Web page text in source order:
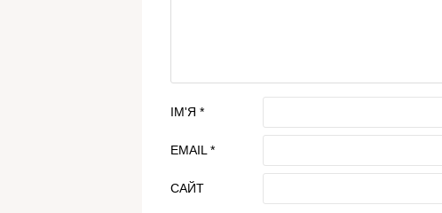
ІМ'Я *
EMAIL *
САЙТ